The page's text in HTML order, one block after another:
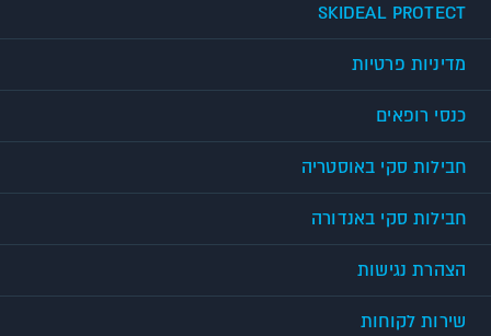
SKIDEAL PROTECT
מדיניות פרטיות
כנסי רופאים
חבילות סקי באוסטריה
חבילות סקי באנדורה
הצהרת נגישות
שירות לקוחות